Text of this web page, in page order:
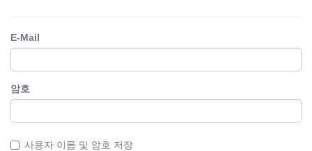
E-Mail
암호
사용자 이름 및 암호 저장